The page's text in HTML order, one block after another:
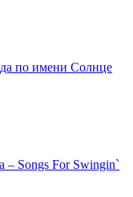
по имени Солнце
– Songs For Swingin`